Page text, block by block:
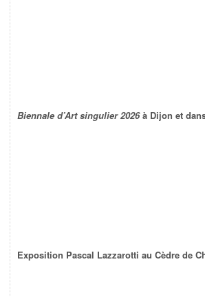
Biennale d’Art singulier 2026à Dijon et
Exposition Pascal Lazzarotti au Cèdre de